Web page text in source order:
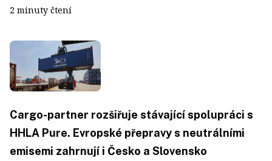
2 minuty čtení
Cargo-partner rozšiřuje stávající spolupráci s
HHLA Pure. Evropské přepravy s neutrálními
emisemi zahrnují i Česko a Slovensko